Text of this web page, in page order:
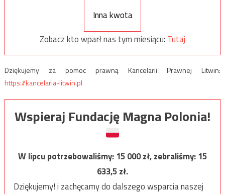
Inna kwota
Zobacz kto wparł nas tym miesiącu: Tutaj
Dziękujemy za pomoc prawną Kancelarii Prawnej Litwin:
https://kancelaria-litwin.pl
Wspieraj Fundację Magna Polonia!
W lipcu potrzebowaliśmy:15 000zł, zebraliśmy:15
633,5zł.
Dziękujemy! i zachęcamy do dalszego wsparcia naszej